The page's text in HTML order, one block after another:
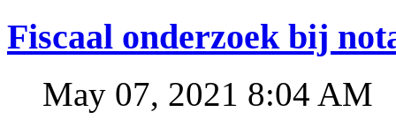
Fiscaal onderzoek bij
May 07, 2021 8:04 AM